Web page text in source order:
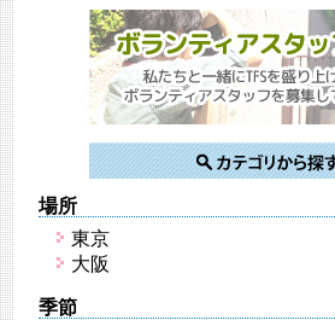
場所
東京
大阪
季節